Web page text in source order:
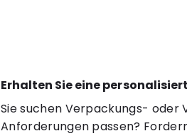
Erhalten Sie eine
Sie suchen Verpackungs- oder
Anforderungen passen?